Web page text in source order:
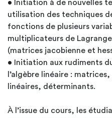
• Initiation à de nouvelles
utilisation des techniques
fonctions de plusieurs
multiplicateurs de
(matrices jacobienne et
• Initiation aux rudiments
l’algèbre linéaire :
linéaires, déterminants.
À l’issue du cours, les